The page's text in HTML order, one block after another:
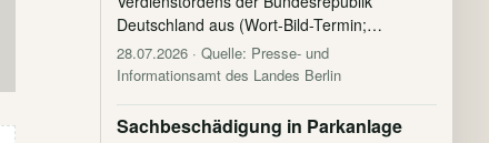
Deutschland aus (Wort-Bild-Termin;…
28.07.2026 · Quelle: Presse- und
Informationsamt des Landes Berlin
Sachbeschädigung in Parkanlage